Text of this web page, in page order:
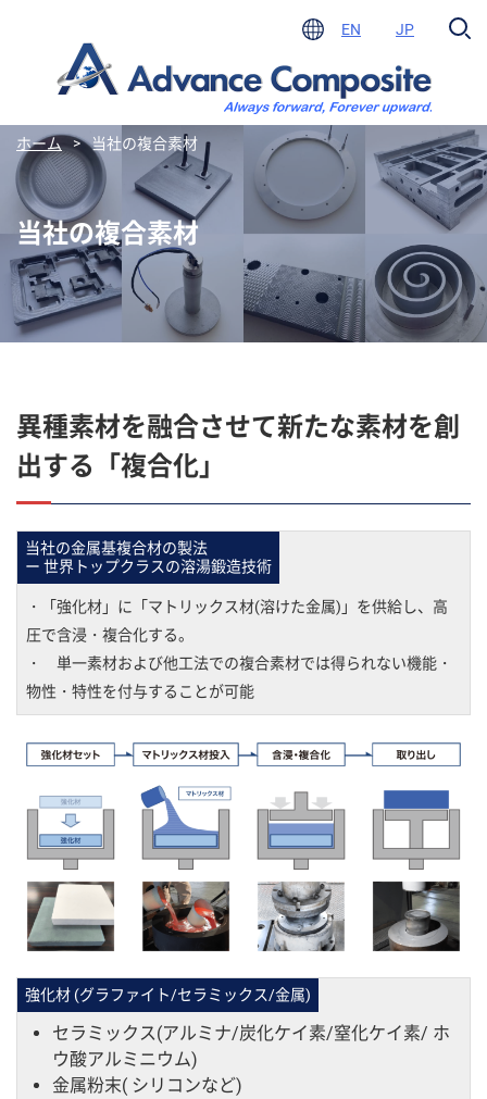
EN JP
ホーム > 当社の複合素材
当社の複合素材
異種素材を融合させて新たな素材を創
出する「複合化」
当社の金属基複合材の製法
ー 世界トップクラスの溶湯鍛造技術
・「強化材」に「マトリックス材(溶けた金属)」を供給し、高
圧で含浸・複合化する。
・ 単一素材および他工法での複合素材では得られない機能・
物性・特性を付与することが可能
強化材 (グラファイト/セラミックス/金属)
セラミックス(アルミナ/炭化ケイ素/窒化ケイ素/ ホ
ウ酸アルミニウム)
金属粉末( シリコンなど)